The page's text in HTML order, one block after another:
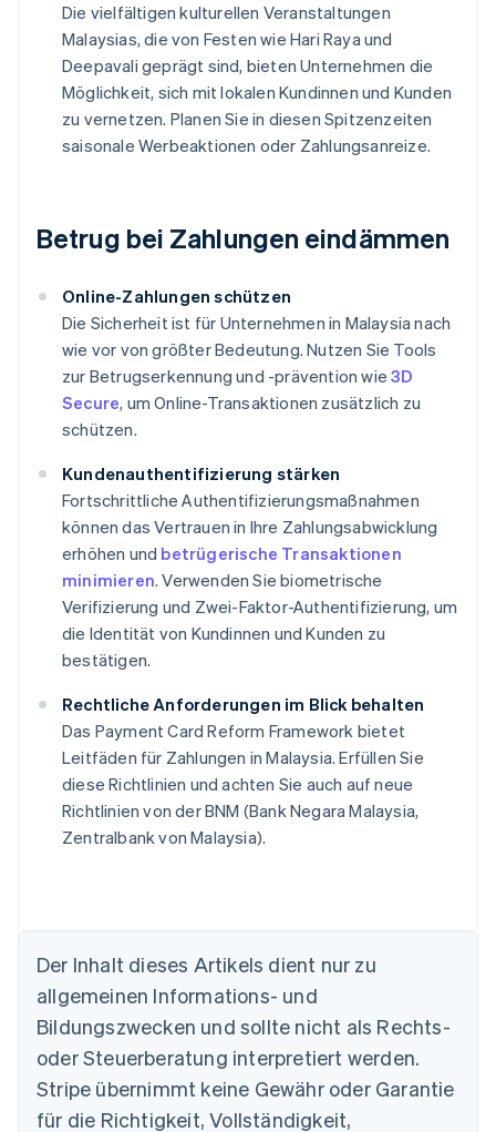
Die vielfältigen kulturellen Veranstaltungen
Malaysias, die von Festen wie Hari Raya und
Deepavali geprägt sind, bieten Unternehmen die
Möglichkeit, sich mit lokalen Kundinnen und Kunden
zu vernetzen. Planen Sie in diesen Spitzenzeiten
saisonale Werbeaktionen oder Zahlungsanreize.
Betrug bei Zahlungen eindämmen
Online-Zahlungen schützen
Die Sicherheit ist für Unternehmen in Malaysia nach
wie vor von größter Bedeutung. Nutzen Sie Tools
zur Betrugserkennung und -prävention wie3D
Secure, um Online-Transaktionen zusätzlich zu
schützen.
Kundenauthentifizierung stärken
Fortschrittliche Authentifizierungsmaßnahmen
können das Vertrauen in Ihre Zahlungsabwicklung
erhöhen und betrügerische Transaktionen
minimieren. Verwenden Sie biometrische
Verifizierung und Zwei-Faktor-Authentifizierung, um
die Identität von Kundinnen und Kunden zu
bestätigen.
Rechtliche Anforderungen im Blick behalten
Das Payment Card Reform Framework bietet
Leitfäden für Zahlungen in Malaysia. Erfüllen Sie
diese Richtlinien und achten Sie auch auf neue
Richtlinien von der BNM (Bank Negara Malaysia,
Zentralbank von Malaysia).
Der Inhalt dieses Artikels dient nur zu
allgemeinen Informations- und
Bildungszwecken und sollte nicht als Rechts-
oder Steuerberatung interpretiert werden.
Stripe übernimmt keine Gewähr oder Garantie
für die Richtigkeit, Vollständigkeit,
Australien
English
Belgien
Nederlands Français DeutschEnglish
Brasilien
PortuguêsEnglish